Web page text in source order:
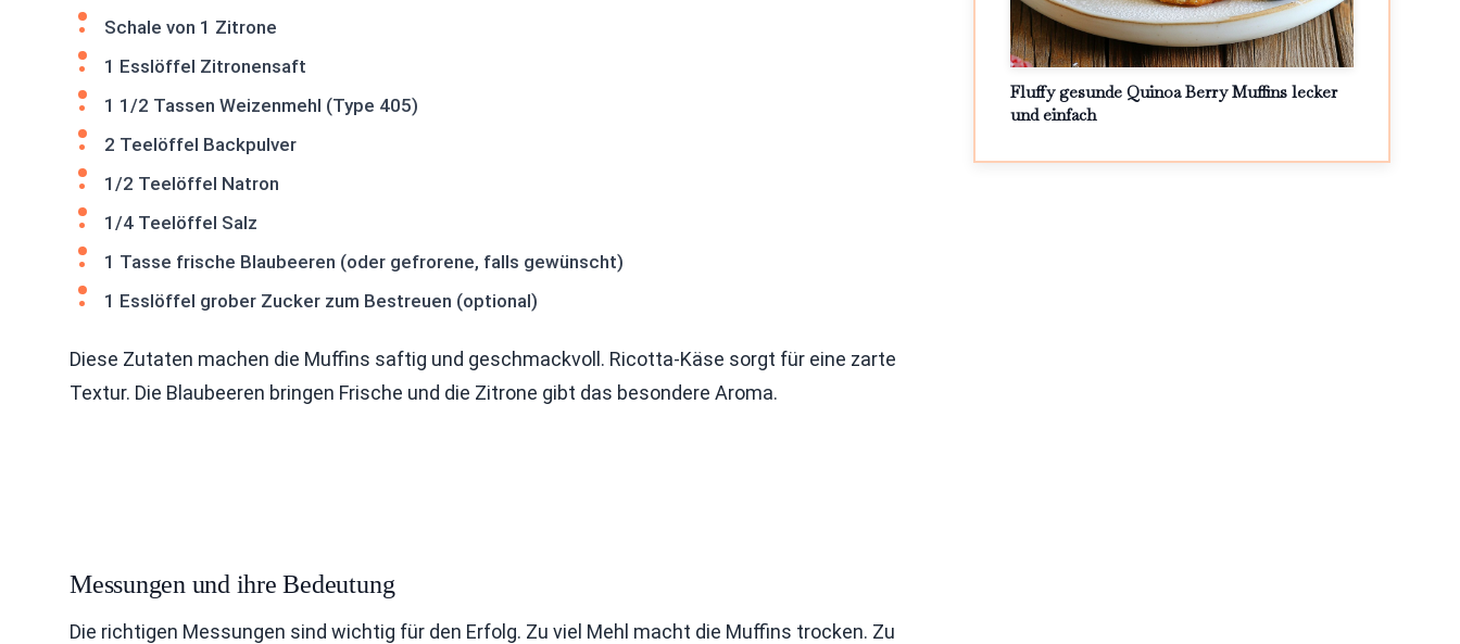
Schale von 1 Zitrone
1 Esslöffel Zitronensaft
1 1/2 Tassen Weizenmehl (Type 405)
2 Teelöffel Backpulver
1/2 Teelöffel Natron
1/4 Teelöffel Salz
1 Tasse frische Blaubeeren (oder gefrorene, falls gewünscht)
1 Esslöffel grober Zucker zum Bestreuen (optional)
Diese Zutaten machen die Muffins saftig und geschmackvoll. Ricotta-Käse sorgt für eine zarte
Textur. Die Blaubeeren bringen Frische und die Zitrone gibt das besondere Aroma.
Messungen und ihre Bedeutung
Die richtigen Messungen sind wichtig für den Erfolg. Zu viel Mehl macht die Muffins trocken. Zu
Fluffy gesunde Quinoa Berry Muffins lecker
und einfach